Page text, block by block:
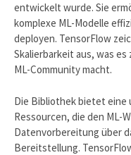
entwickelt wurde. Sie
komplexe ML-Modelle
deployen. TensorFlow
Skalierbarkeit aus, was
ML-Community macht.
Die Bibliothek bietet eine
Ressourcen, die den
Datenvorbereitung über
Bereitstellung.